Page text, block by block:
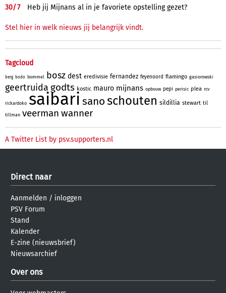
30/7 Heb jij Mijnans al in je favoriete opstelling gezet?
Stel hier in welk nieuws jij belangrijk vindt.
Tagcloud
berg bodo bommel bosz dest eredivisie fernandez feyenoord flamingo gasiorowski
geertruida godts kostic mauro mijnans opbouw pepi perisic plea rcv
rickardoko saibari sanoschouten sildillia stewart til
tillman veerman wanner
A Twitter List by psv.supporters.nl
Direct naar
Aanmelden / inloggen
PSV Forum
Stand
Kalender
E-zine (nieuwsbrief)
Nieuwsarchief
Over ons